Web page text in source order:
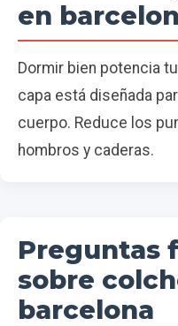
en
Dormir bien potencia
capa está diseñada
cuerpo. Reduce los
hombros y caderas.
Preguntas
sobre
barcelona